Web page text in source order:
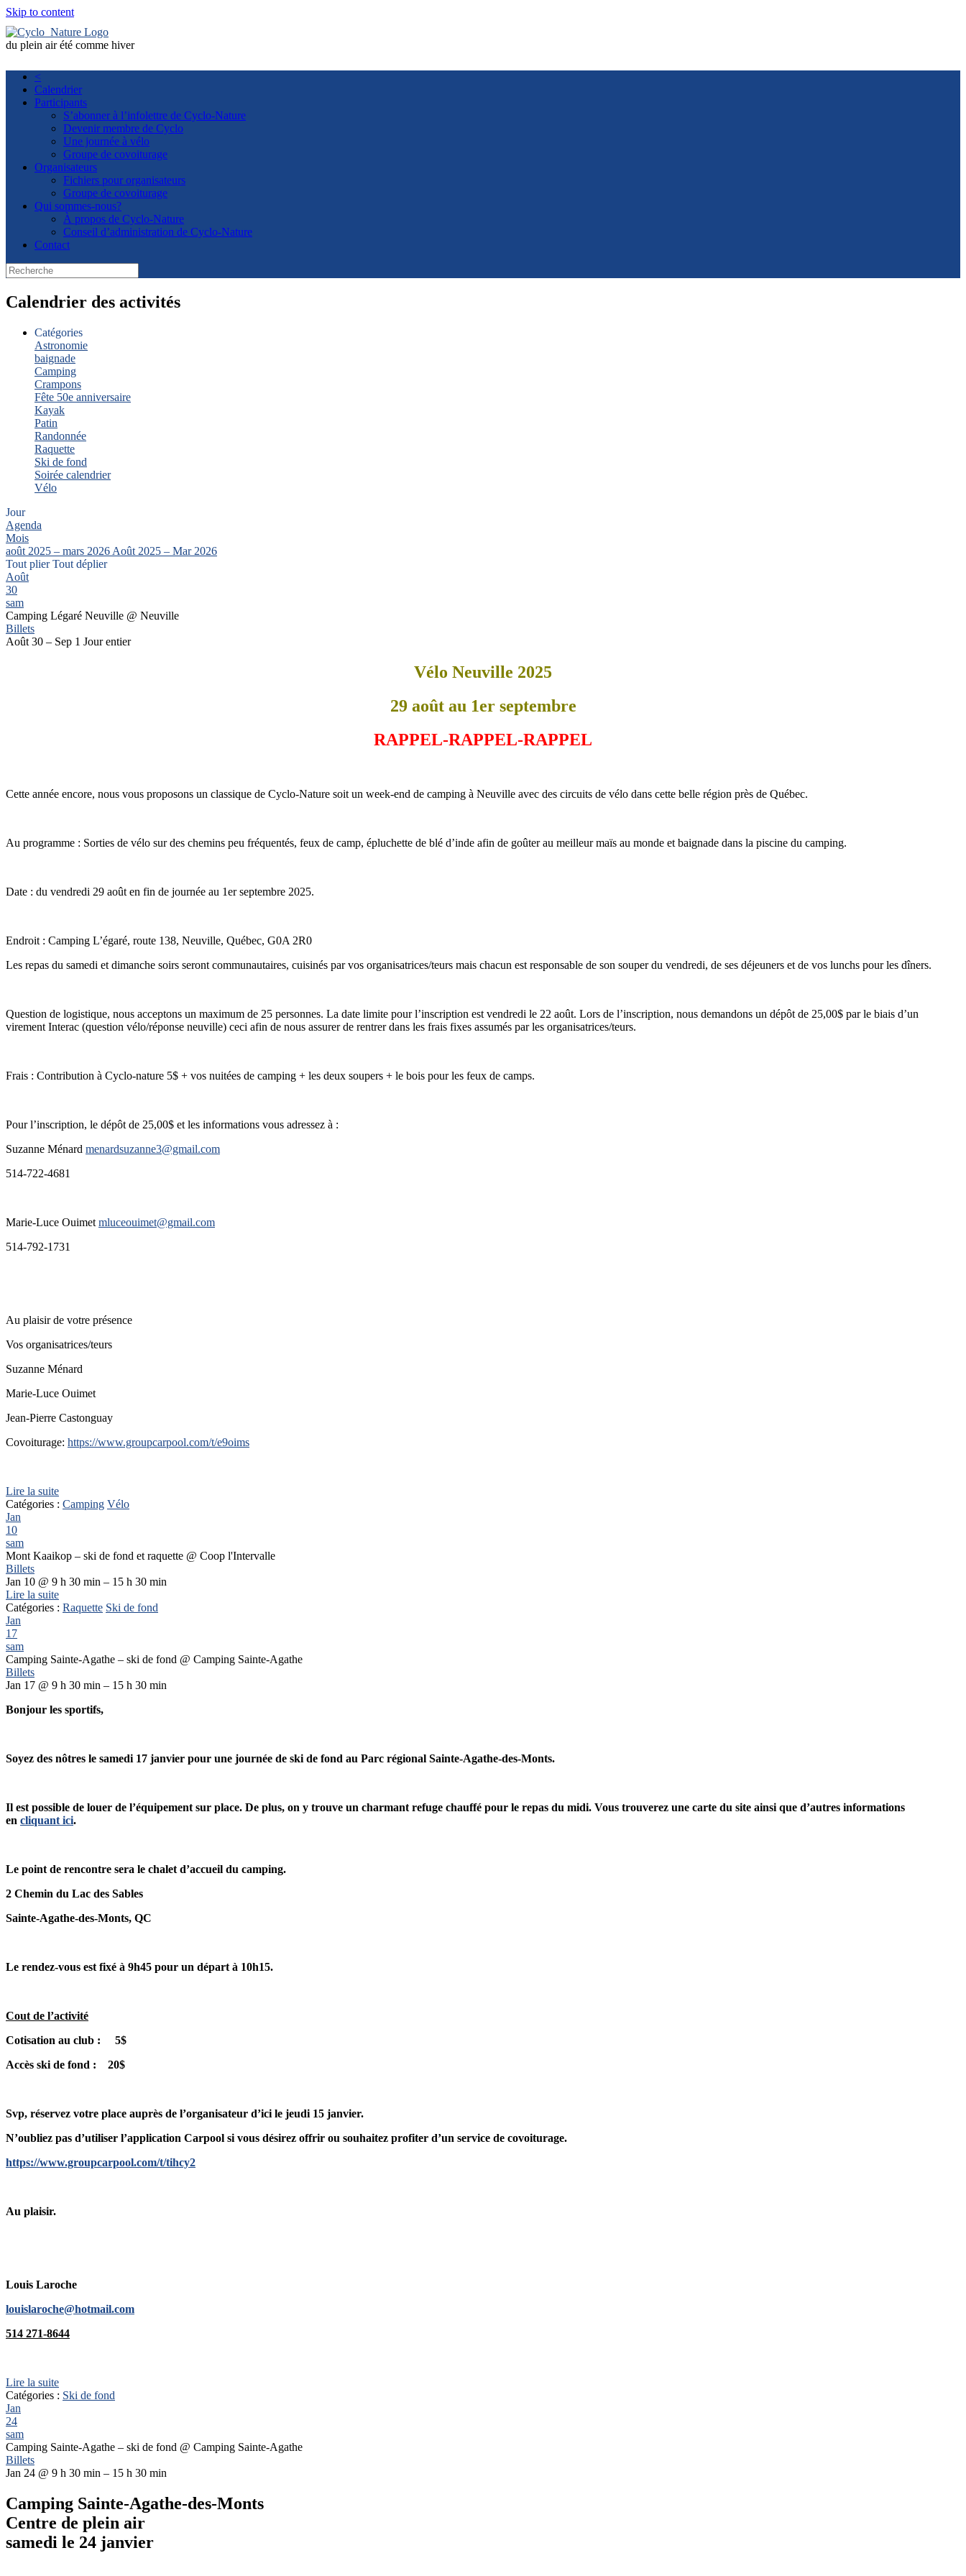
Skip to content
du plein air été comme hiver
<
Calendrier
Participants
S’abonner à l’infolettre de Cyclo-Nature
Devenir membre de Cyclo
Une journée à vélo
Groupe de covoiturage
Organisateurs
Fichiers pour organisateurs
Groupe de covoiturage
Qui sommes-nous?
À propos de Cyclo-Nature
Conseil d’administration de Cyclo-Nature
Contact
Calendrier des activités
Catégories
Astronomie
baignade
Camping
Crampons
Fête 50e anniversaire
Kayak
Patin
Randonnée
Raquette
Ski de fond
Soirée calendrier
Vélo
Jour
Agenda
Mois
août 2025 – mars 2026 Août 2025 – Mar 2026
Tout plierTout déplier
Août
30
sam
Camping Légaré Neuville @ Neuville
Billets
Août 30 – Sep 1 Jour entier
Vélo Neuville 2025
29 août au 1er septembre
RAPPEL-RAPPEL-RAPPEL
Cette année encore, nous vous proposons un classique de Cyclo-Nature soit un week-end de camping à Neuville avec des circuits de vélo dans cette belle région près de Québec.
Au programme : Sorties de vélo sur des chemins peu fréquentés, feux de camp, épluchette de blé d’inde afin de goûter au meilleur maïs au monde et baignade dans la piscine du camping.
Date : du vendredi 29 août en fin de journée au 1er septembre 2025.
Endroit : Camping L’égaré, route 138, Neuville, Québec, G0A 2R0
Les repas du samedi et dimanche soirs seront communautaires, cuisinés par vos organisatrices/teurs mais chacun est responsable de son souper du vendredi, de ses déjeuners et de vos lunchs pour les dîners.
Question de logistique, nous acceptons un maximum de 25 personnes. La date limite pour l’inscription est vendredi le 22 août. Lors de l’inscription, nous demandons un dépôt de 25,00$ par le biais d’un
virement Interac (question vélo/réponse neuville) ceci afin de nous assurer de rentrer dans les frais fixes assumés par les organisatrices/teurs.
Frais : Contribution à Cyclo-nature 5$ + vos nuitées de camping + les deux soupers + le bois pour les feux de camps.
Pour l’inscription, le dépôt de 25,00$ et les informations vous adressez à :
Suzanne Ménard menardsuzanne3@gmail.com
514-722-4681
Marie-Luce Ouimetmluceouimet@gmail.com
514-792-1731
Au plaisir de votre présence
Vos organisatrices/teurs
Suzanne Ménard
Marie-Luce Ouimet
Jean-Pierre Castonguay
Covoiturage: https://www.groupcarpool.com/t/e9oims
Lire la suite
Catégories : Camping Vélo
Jan
10
sam
Mont Kaaikop – ski de fond et raquette @ Coop l'Intervalle
Billets
Jan 10 @ 9 h 30 min – 15 h 30 min
Lire la suite
Catégories : Raquette Ski de fond
Jan
17
sam
Camping Sainte-Agathe – ski de fond @ Camping Sainte-Agathe
Billets
Jan 17 @ 9 h 30 min – 15 h 30 min
Bonjour les sportifs,
Soyez des nôtres le samedi 17 janvier pour une journée de ski de fond au Parc régional Sainte-Agathe-des-Monts.
Il est possible de louer de l’équipement sur place. De plus, on y trouve un charmant refuge chauffé pour le repas du midi. Vous trouverez une carte du site ainsi que d’autres informations
en cliquant ici.
Le point de rencontre sera le chalet d’accueil du camping.
2 Chemin du Lac des Sables
Sainte-Agathe-des-Monts, QC
Le rendez-vous est fixé à 9h45 pour un départ à 10h15.
Cout de l’activité
Cotisation au club : 5$
Accès ski de fond : 20$
Svp, réservez votre place auprès de l’organisateur d’ici le jeudi 15 janvier.
N’oubliez pas d’utiliser l’application Carpool si vous désirez offrir ou souhaitez profiter d’un service de covoiturage.
https://www.groupcarpool.com/t/tihcy2
Au plaisir.
Louis Laroche
louislaroche@hotmail.com
514 271-8644
Lire la suite
Catégories : Ski de fond
Jan
24
sam
Camping Sainte-Agathe – ski de fond @ Camping Sainte-Agathe
Billets
Jan 24 @ 9 h 30 min – 15 h 30 min
Camping Sainte-Agathe-des-Monts
Centre de plein air
samedi le 24 janvier